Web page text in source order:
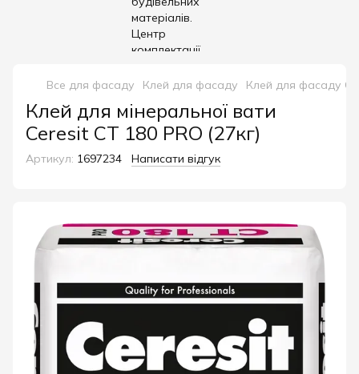
Все для фасаду Клей для фасаду Клей для фасаду
Клей для мінеральної вати
Ceresit CT 180 PRO (27кг)
Артикул: 1697234 Написати відгук